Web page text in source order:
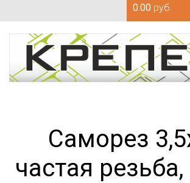
0.00 руб.
Саморез
частая